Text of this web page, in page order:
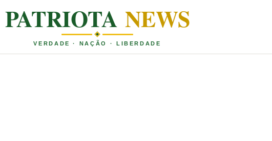
PATRIOTA NEWS
VERDADE · NAÇÃO · LIBERDADE